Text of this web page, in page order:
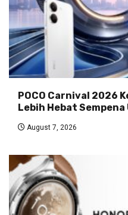
POCO Carnival 2026
Lebih Hebat
August 7, 2026